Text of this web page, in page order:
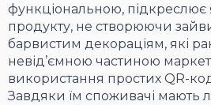
функціональною, підкреслює
продукту, не створюючи
барвистим декораціям, які
невід’ємною частиною
використання простих QR-
Завдяки їм споживачі мають